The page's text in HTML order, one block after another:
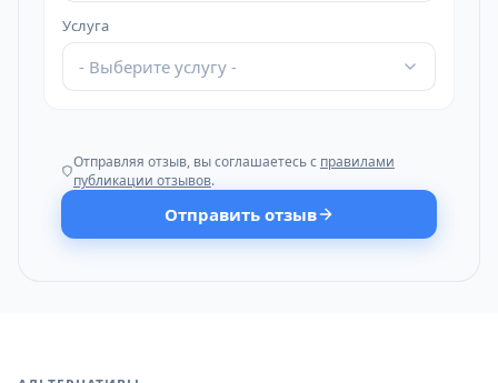
Услуга
- Выберите услугу -
Отправляя отзыв, вы соглашаетесь с правилами
публикации отзывов.
Отправить отзыв